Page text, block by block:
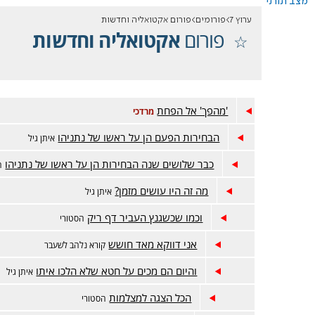
ערוץ 7 פורומים פורום אקטואליה וחדשות
פורוםאקטואליה וחדשות
'מהפך' אל הפחת מרדכי
הבחירות הפעם הן על ראשו של נתניהו איתן גיל
כבר שלושים שנה הבחירות הן על ראשו של נתניהו
מה זה היו עושים מזמן? איתן גיל
וכמו שכשגנץ העביר דף ריק הסטורי
אני דווקא מאד חושש קורא נלהב לשעבר
והיום הם מכים על חטא שלא הלכו איתו איתן גיל
הכל הצגה למצלמות הסטורי